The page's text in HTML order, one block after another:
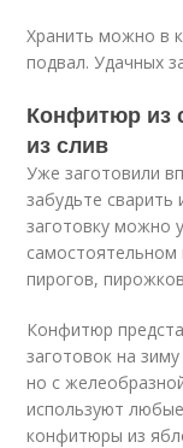
Хранить можно в
подвал. Удачных
Конфитюр из
из слив
Уже заготовили
забудьте
заготовку можно
самостоятельном
пирогов,
Конфитюр
заготовок на
но с
используют
конфитюры из